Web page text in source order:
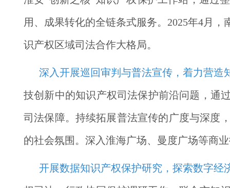
用、成果转化的全链条式服务。2025年4月
识产权区域司法合作大格局。
深入开展巡回审判与普法宣传，着力营造
技创新中的知识产权司法保护前沿问题，通
司法保障。持续拓展普法宣传的广度与深度
的社会氛围。深入淮海广场、曼度广场等商
开展数据知识产权保护研究，探索数字经